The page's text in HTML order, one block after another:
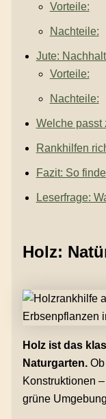
Vorteile:
Nachteile:
Jute:
Vorteile:
Nachteile:
Welche passt
Rankhilfen
Fazit: So
Leserfrage:
Holz:
Holz ist das
Naturgarten.Ob
Konstruktionen
grüne